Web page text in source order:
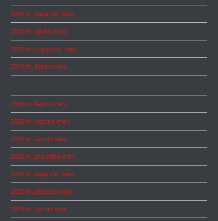
2010 m. lapkričio mėn.
2010 m. spalio mėn.
2010 m. rugpjūčio mėn.
2010 m. liepos mėn.
2026 m. liepos mėn.
2026 m. vasario mėn.
2026 m. sausio mėn.
2025 m. gruodžio mėn.
2025 m. lapkričio mėn.
2025 m. gegužės mėn.
2025 m. sausio mėn.